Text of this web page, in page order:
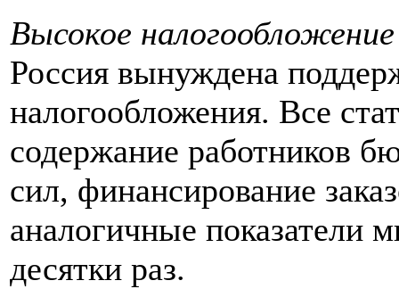
Высокое налогообложение
Россия вынуждена
налогообложения. Все
содержание работников
сил, финансирование
аналогичные показатели
десятки раз.